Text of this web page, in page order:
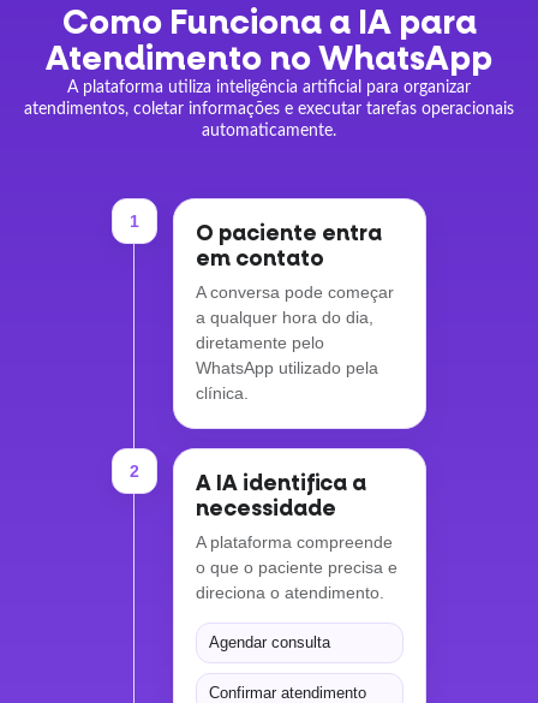
Como Funciona a IA para
Atendimento no WhatsApp
A plataforma utiliza inteligência artificial para organizar
atendimentos, coletar informações e executar tarefas operacionais
automaticamente.
1
O paciente entra
em contato
A conversa pode começar
a qualquer hora do dia,
diretamente pelo
WhatsApp utilizado pela
clínica.
2
A IA identifica a
necessidade
A plataforma compreende
o que o paciente precisa e
direciona o atendimento.
Agendar consulta
Confirmar atendimento